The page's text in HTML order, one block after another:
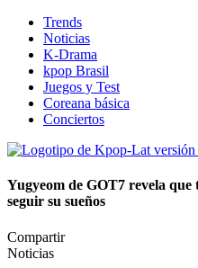
Trends
Noticias
K-Drama
kpop Brasil
Juegos y Test
Coreana básica
Conciertos
Yugyeom de GOT7 revela que
seguir su sueños
Compartir
Noticias